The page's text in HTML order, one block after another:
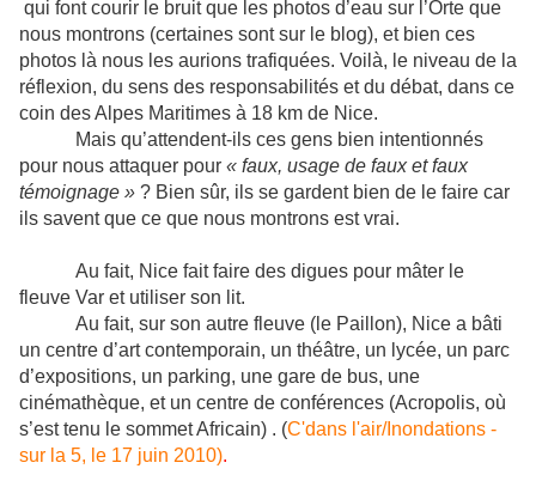
qui font courir le bruit que les photos d’eau sur l’Orte que
nous montrons (certaines sont sur le blog), et bien ces
photos là nous les aurions trafiquées. Voilà, le niveau de la
réflexion, du sens des responsabilités et du débat, dans ce
coin des Alpes Maritimes à 18 km de Nice.
Mais qu’attendent-ils ces gens bien intentionnés
pour nous attaquer pour « faux, usage de faux et faux
témoignage » ? Bien sûr, ils se gardent bien de le faire car
ils savent que ce que nous montrons est vrai.
Au fait, Nice fait faire des digues pour mâter le
fleuve Var et utiliser son lit.
Au fait, sur son autre fleuve (le Paillon), Nice a bâti
un centre d’art contemporain, un théâtre, un lycée, un parc
d’expositions, un parking, une gare de bus, une
cinémathèque, et un centre de conférences (Acropolis, où
s’est tenu le sommet Africain) . (C'dans l'air/Inondations -
sur la 5, le 17 juin 2010).